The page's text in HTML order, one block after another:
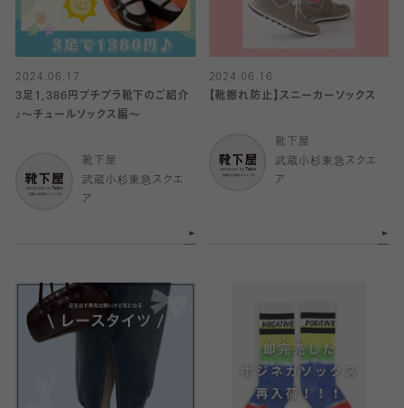
2024.06.17
3足1,386円プチプラ靴下のご紹介
♪〜チュールソックス編〜
靴下屋
武蔵小杉東急スクエ
ア
2024.06.16
【靴擦れ防止】スニーカーソックス
靴下屋
武蔵小杉東急スクエ
ア